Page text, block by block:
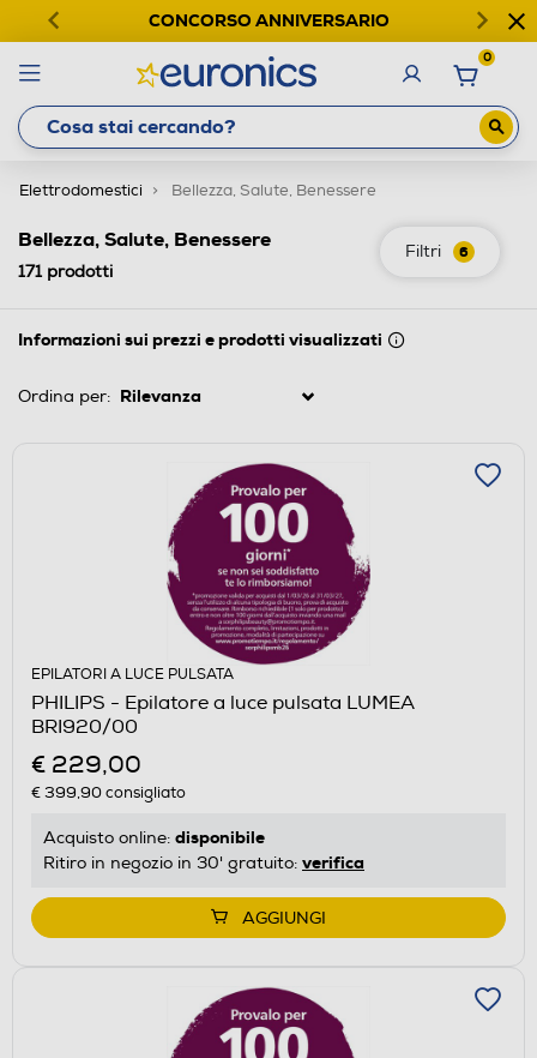
CONCORSO ANNIVERSARIO
0
Elettrodomestici Bellezza, Salute, Benessere
Filtri 6
Bellezza, Salute, Benessere
171prodotti
Informazioni sui prezzi e prodotti visualizzati
Ordina per:
EPILATORI A LUCE PULSATA
PHILIPS - Epilatore a luce pulsata LUMEA
BRI920/00
€ 229,00
€ 399,90consigliato
Acquisto online: disponibile
Ritiro in negozio in 30' gratuito: verifica
AGGIUNGI